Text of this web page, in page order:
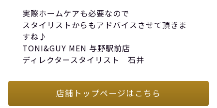
実際ホームケアも必要なので
スタイリストからもアドバイスさせて頂きま
すね♪
TONI&GUY MEN 与野駅前店
ディレクタースタイリスト 石井
店舗トップページはこちら